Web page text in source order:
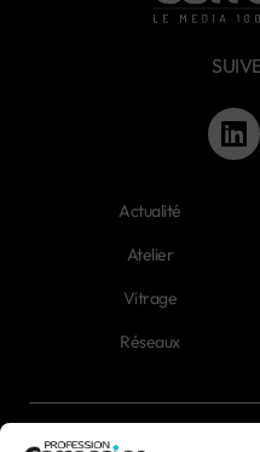
Actualité
Atelier
Vitrage
Réseaux